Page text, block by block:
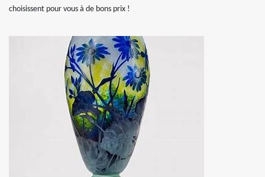
choisissent pour vous à de bons prix !